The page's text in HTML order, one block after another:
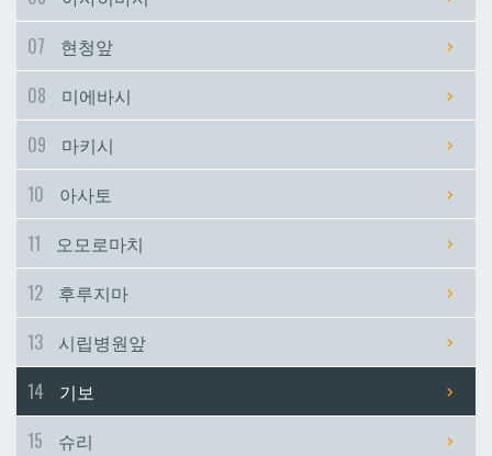
시립병원앞
이시미네
시립병원앞
이시미네
07
현청앞
08
미에바시
09
마키시
10
아사토
11
오모로마치
12
후루지마
13
시립병원앞
14
기보
15
슈리